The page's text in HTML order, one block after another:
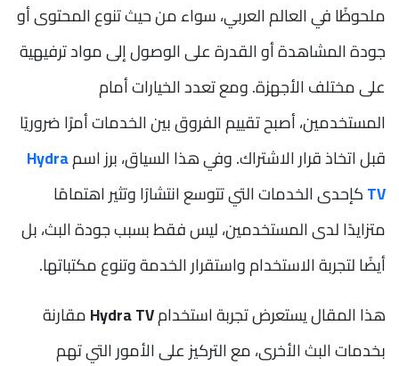
ملحوظًا في العالم العربي، سواء من حيث تنوع المحتوى أو
جودة المشاهدة أو القدرة على الوصول إلى مواد ترفيهية
على مختلف الأجهزة. ومع تعدد الخيارات أمام
المستخدمين، أصبح تقييم الفروق بين الخدمات أمرًا ضروريًا
قبل اتخاذ قرار الاشتراك. وفي هذا السياق، برز اسمHydra
TVكإحدى الخدمات التي تتوسع انتشارًا وتثير اهتمامًا
متزايدًا لدى المستخدمين، ليس فقط بسبب جودة البث، بل
أيضًا لتجربة الاستخدام واستقرار الخدمة وتنوع مكتباتها.
هذا المقال يستعرض تجربة استخدامHydra TVمقارنة
بخدمات البث الأخرى، مع التركيز على الأمور التي تهم